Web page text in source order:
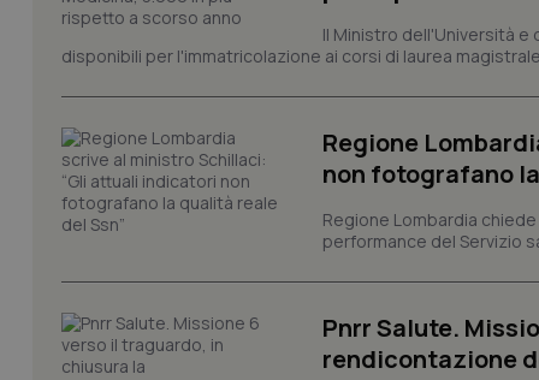
Il Ministro dell'Università e
disponibili per l'immatricolazione ai corsi di laurea
Regione
non fotografano
Regione Lombardia
performance del Servizio
Pnrr Salute.
rendicontazione
_ga
PHPSESSID
_ga_KM60CM4NPH